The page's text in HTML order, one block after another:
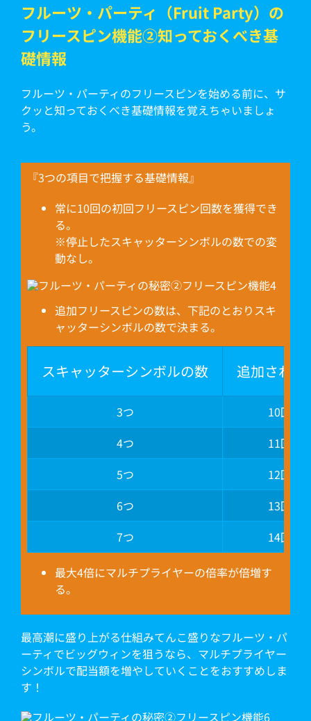
フルーツ・パーティ（Fruit Party）の
フリースピン機能②知っておくべき基
礎情報
フルーツ・パーティのフリースピンを始める前に、サ
クッと知っておくべき基礎情報を覚えちゃいましょ
う。
『3つの項目で把握する基礎情報』
常に10回の初回フリースピン回数を獲得でき
る。
※停止したスキャッターシンボルの数での変
動なし。
追加フリースピンの数は、下記のとおりスキ
ャッターシンボルの数で決まる。
スキャッターシンボルの数 追加される
3つ
10回分
4つ
11回分
5つ
12回分
6つ
13回分
7つ
14回分
最大4倍にマルチプライヤーの倍率が倍増す
る。
最高潮に盛り上がる仕組みてんこ盛りなフルーツ・パ
ーティでビッグウィンを狙うなら、マルチプライヤー
シンボルで配当額を増やしていくことをおすすめしま
す！